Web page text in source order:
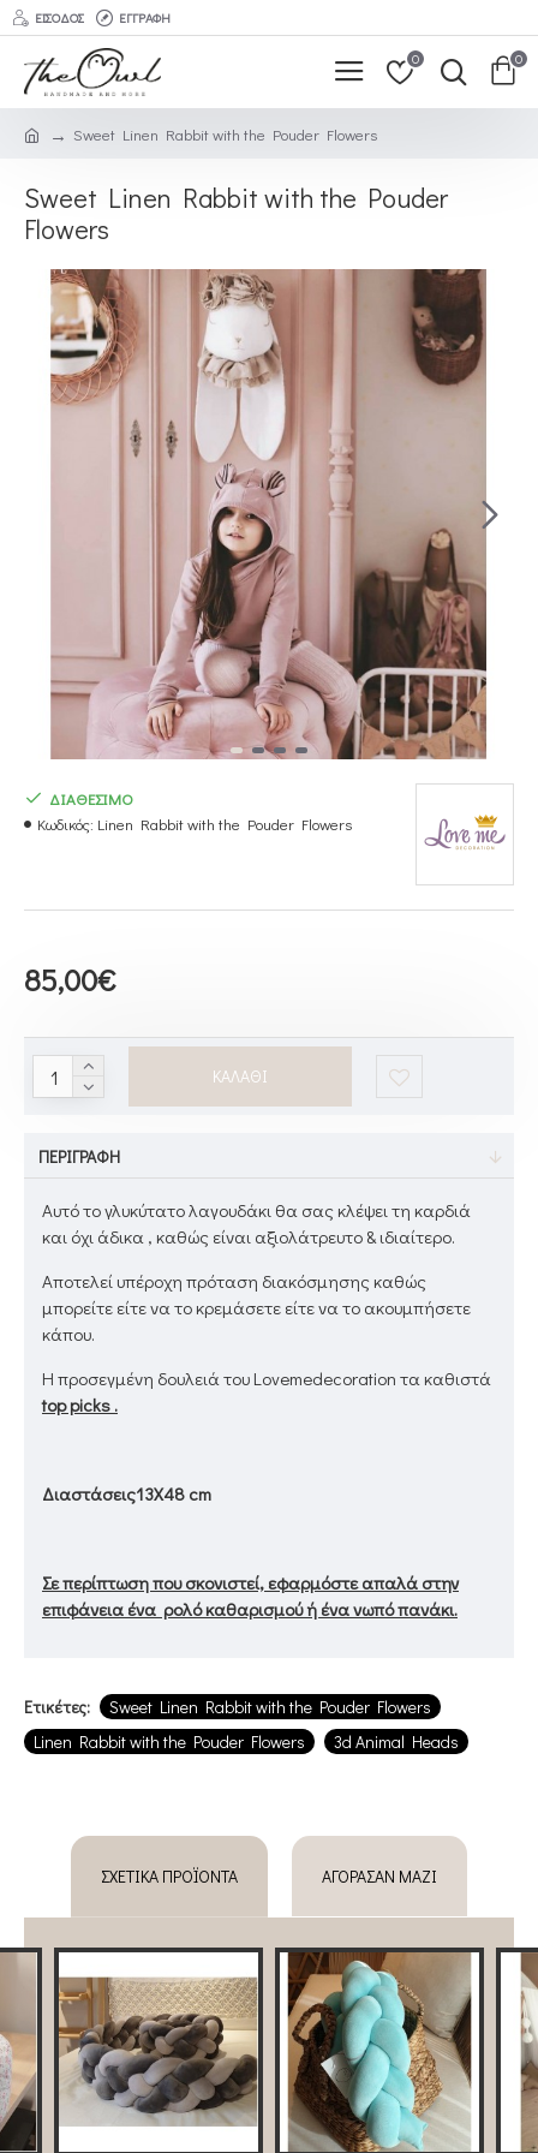
ΕΊΣΟΔΟΣ ΕΓΓΡΑΦΉ
0 0
Sweet Linen Rabbit with the Pouder Flowers
Sweet Linen Rabbit with the Pouder
Flowers
85,00€
ΔΙΑΘΕΣΙΜΟ
Κωδικός: Linen Rabbit with the Pouder Flowers
ΚΑΛΆΘΙ
ΠΕΡΙΓΡΑΦΉ
Αυτό το γλυκύτατο λαγουδάκι θα σας κλέψει τη καρδιά
και όχι άδικα , καθώς είναι αξιολάτρευτο & ιδιαίτερο.
Αποτελεί υπέροχη πρόταση διακόσμησης καθώς
μπορείτε είτε να το κρεμάσετε είτε να το ακουμπήσετε
κάπου.
Η προσεγμένη δουλειά του Lovemedecoration τα καθιστά
top picks .
Διαστάσεις13X48 cm
Σε περίπτωση που σκονιστεί, εφαρμόστε απαλά στην
επιφάνεια ένα ρολό καθαρισμού ή ένα νωπό πανάκι.
Ετικέτες:
Sweet Linen Rabbit with the Pouder Flowers
Linen Rabbit with the Pouder Flowers
3d Animal Heads
ΣΧΕΤΙΚΆ ΠΡΟΪΌΝΤΑ ΑΓΌΡΑΣΑΝ ΜΑΖΊ